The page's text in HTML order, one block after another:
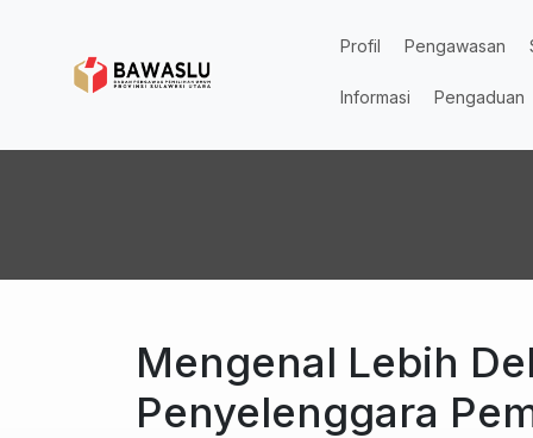
Profil
Pengawasan
Informasi Pengaduan
Mengenal Lebih
Penyelenggara